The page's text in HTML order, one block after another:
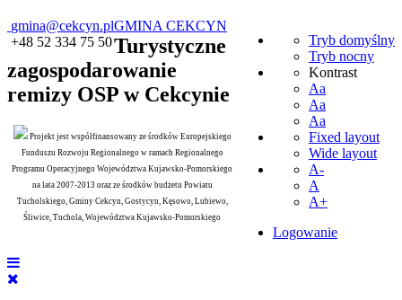
gmina@cekcyn.pl
+48 52 334 75 50
Tryb domyślny
Tryb nocny
Kontrast
Aa
Aa
Aa
Fixed layout
Wide layout
A-
A
A+
Logowanie
GMINA CEKCYN
Turystyczne
zagospodarowanie
remizy OSP w Cekcynie
Projekt jest współfinansowany ze środków Europejskiego
Funduszu Rozwoju Regionalnego w ramach Regionalnego
Programu Operacyjnego Województwa Kujawsko-Pomorskiego
na lata 2007-2013 oraz ze środków budżetu Powiatu
Tucholskiego, Gminy Cekcyn, Gostycyn, Kęsowo, Lubiewo,
Śliwice, Tuchola, Województwa Kujawsko-Pomorskiego